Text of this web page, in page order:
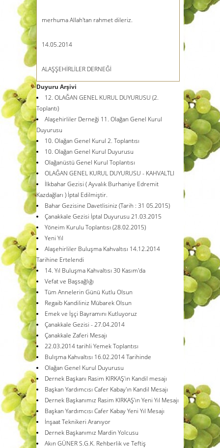
merhuma Allah'tan rahmet dileriz.
14.05.2014
ALAŞŞEHİRLİLER DERNEĞİ
Duyuru Arşivi
12. OLAĞAN GENEL KURUL DUYURUSU (2.
Toplantı)
Alaşehirliler Derneği 11. Olağan Genel Kurul
Duyurusu
10. Olağan Genel Kurul 2. Toplantısı
10. Olağan Genel Kurul Duyurusu
Olağanüstü Genel Kurul Toplantısı
OLAĞAN GENEL KURUL DUYURUSU - KAHVALTLI
İlkbahar Gezisi ( Ayvalık Burhaniye Edremit
Kazdağları ) İptal Edilmiştir.
Bahar Gezisine Davetlisiniz (Tarih : 31 05.2015)
Çanakkale Gezisi İptal Duyurusu 21.03.2015
Yöneim Kurulu Toplantısı (28.02.2015)
Yeni Yıl
Alaşehirliler Buluşma Kahvaltısı 14.12.2014
Tarihine Ertelendi
14. Yıl Buluşma Kahvaltısı 30 Kasım'da
Vefat ve Başsağlığı
Tüm Annelerin Günü Kutlu Olsun
Regaib Kandiliniz Mübarek Olsun
Emek ve İşçi Bayramını Kutluyoruz
Çanakkale Gezisi - 27.04.2014
Çanakkale Zaferi Mesajı
22.03.2014 tarihli Yemek Toplantısı
Bulışma Kahvaltısı 16.02.2014 Tarihinde
Olağan Genel Kurul Duyurusu
Dernek Başkanı Rasim KIRKAŞ'ın Kandil mesajı
Başkan Yardımcısı Cafer Kabay'ın Kandil Mesajı
Dernek Başkanımız Rasim KIRKAŞ'ın Yeni Yıl Mesajı
Başkan Yardımcısı Cafer Kabay Yeni Yıl Mesajı
İnşaat Teknikeri Aranıyor
Dernek Başkanımız Mardin Yolcusu
Akın GÜNER S.G.K. Rehberlik ve Teftiş